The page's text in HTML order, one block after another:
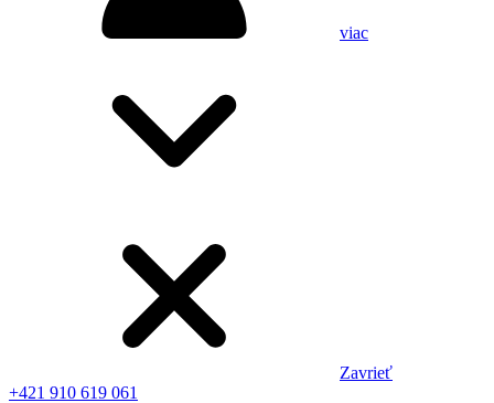
viac
Zavrieť
+421 910 619 061